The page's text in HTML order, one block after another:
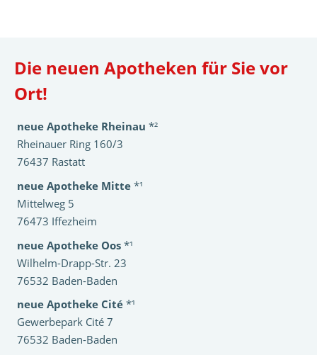
Die neuen Apotheken für Sie vor
Ort!
neue Apotheke Rheinau *²
Rheinauer Ring 160/3
76437 Rastatt
neue Apotheke Mitte *¹
Mittelweg 5
76473 Iffezheim
neue Apotheke Oos *¹
Wilhelm-Drapp-Str. 23
76532 Baden-Baden
neue Apotheke Cité *¹
Gewerbepark Cité 7
76532 Baden-Baden